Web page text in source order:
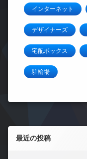
インターネット
デザイナーズ
宅配ボックス
駐輪場
左サイドバー
最近の投稿